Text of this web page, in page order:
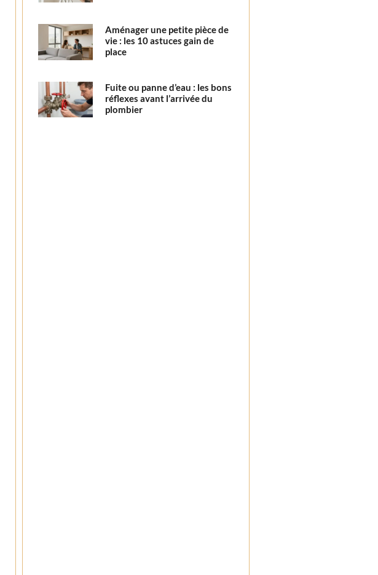
Aménager une petite pièce de
vie : les 10 astuces gain de
place
Fuite ou panne d’eau : les bons
réflexes avant l’arrivée du
plombier